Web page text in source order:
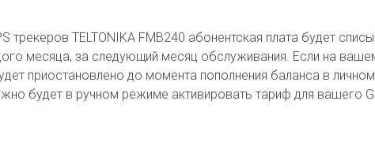
TELTONIKA FMB240 абонентская плата будет
месяца, за следующий месяц обслуживания. Если на
приостановлено до момента пополнения баланса в
будет в ручном режиме активировать тариф для вашего